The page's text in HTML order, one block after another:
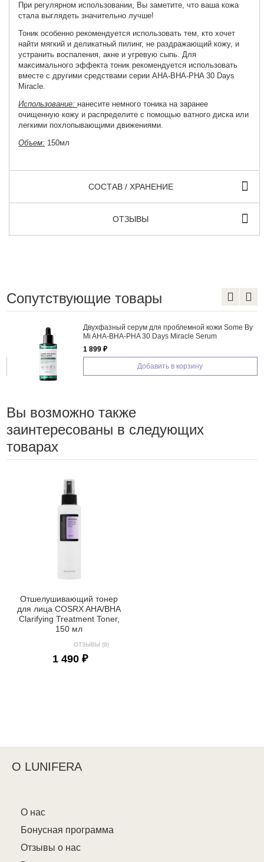
При регулярном использовании, Вы заметите, что ваша кожа
стала выглядеть значительно лучше!
Тоник особенно рекомендуется использовать тем, кто хочет
найти мягкий и деликатный пилинг, не раздражающий кожу, и
устранить воспаления, акне и угревую сыпь. Для
максимального эффекта тоник рекомендуется использовать
вместе с другими средствами серии AHA-BHA-PHA 30 Days
Miracle.
Использование: нанесите немного тоника на заранее
очищенную кожу и распределите с помощью ватного диска или
легкими похлопывающими движениями.
Объем: 150мл
СОСТАВ / ХРАНЕНИЕ
ОТЗЫВЫ
Сопутствующие товары
Двухфазный сeрум для проблемной кожи Some By
Mi AHA-BHA-PHA 30 Days Miracle Serum
1 899 ₽
Добавить в корзину
Вы возможно также
заинтересованы в следующих
товарах
Отшелушивающий тонер
для лица COSRX AHA/BHA
Clarifying Treatment Toner,
150 мл
ОТЗЫВЫ (9)
1 490 ₽
О LUNIFERA
О нас
Бонусная программа
Отзывы о нас